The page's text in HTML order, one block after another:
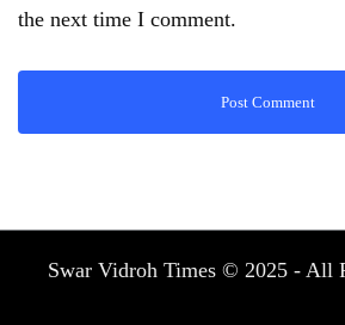
the next time I comment.
Swar Vidroh Times © 2025 - All